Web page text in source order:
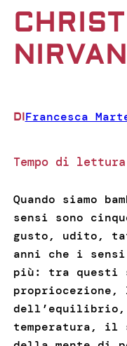
DIFrancesca
Tempo di
Quando siamo
sensi sono
gusto, udito,
anni che i
più: tra questi
propriocezione,
dell’equilibrio,
temperatura, il